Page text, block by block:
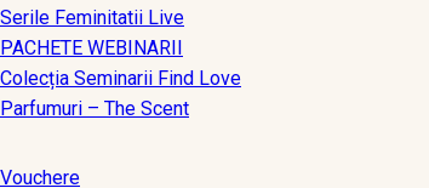
Serile Feminitatii Live
PACHETE WEBINARII
Colecția Seminarii Find Love
Parfumuri – The Scent
Vouchere